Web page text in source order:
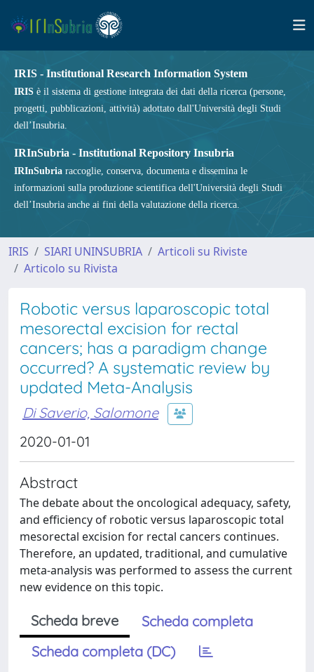
IRIS - Institutional Research Information System
IRIS è il sistema di gestione integrata dei dati della ricerca (persone,
progetti, pubblicazioni, attività) adottato dall'Università degli Studi
dell’Insubria.
IRInSubria - Institutional Repository Insubria
IRInSubria raccoglie, conserva, documenta e dissemina le
informazioni sulla produzione scientifica dell'Università degli Studi
dell’Insubria anche ai fini della valutazione della ricerca.
IRIS SIARI UNINSUBRIA
Articoli su Riviste
Articolo su Rivista
Robotic versus laparoscopic total
mesorectal excision for rectal
cancers; has a paradigm change
occurred? A systematic review by
updated Meta-Analysis
Di Saverio, Salomone
2020-01-01
Abstract
The debate about the oncological adequacy, safety,
and efficiency of robotic versus laparoscopic total
mesorectal excision for rectal cancers continues.
Therefore, an updated, traditional, and cumulative
meta-analysis was performed to assess the current
new evidence on this topic.
Scheda breve
Scheda completa
Scheda completa (DC)